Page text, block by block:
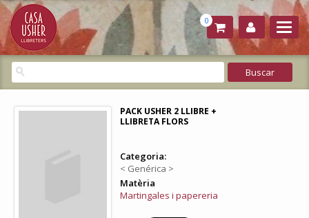
0
PACK USHER 2 LLIBRE +
LLIBRETA FLORS
Categoria:
< Genérica >
Matèria
Martingales i papereria